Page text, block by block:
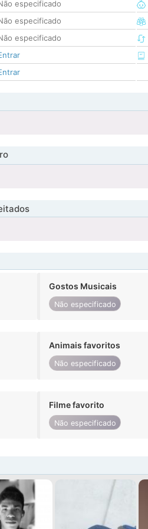
especificado
especificado
especificado
Gostos Musicais
Não especificado
Animais favoritos
Não especificado
Filme favorito
Não especificado